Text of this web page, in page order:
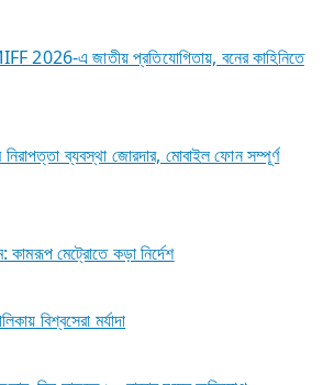
2026-এ জাতীয় প্রতিযোগিতায়, বনের কাহিনিতে
ব্যবস্থা জোরদার, মোবাইল ফোন সম্পূর্ণ
মেট্রোতে কড়া নির্দেশ
বিশ্বসেরা মর্যাদা